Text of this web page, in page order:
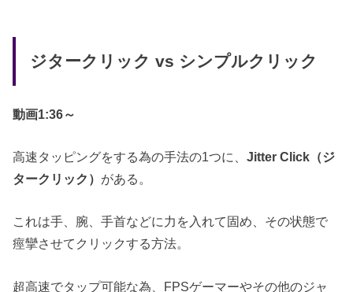
ジタークリック vs シンプルクリック
動画1:36～
高速タッピングをする為の手法の1つに、Jitter Click（ジ
タークリック） がある。
これは手、腕、手首などに力を入れて固め、その状態で
痙攣させてクリックする方法。
超高速でタップ可能な為、FPSゲーマーやその他のジャ